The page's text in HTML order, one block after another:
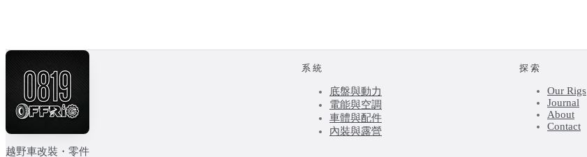
越野車改裝・零件
系統
底盤與動力
電能與空調
車體與配件
內裝與露營
探索
Our Rigs
Journal
About
Contact